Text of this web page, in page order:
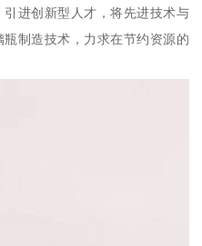
进创新型人才，将先进技术与
制造技术，力求在节约资源的